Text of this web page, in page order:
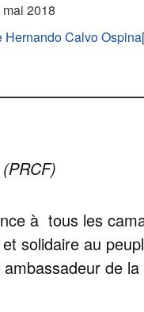
2018
Calvo
à tous les
solidaire au
ambassadeur de